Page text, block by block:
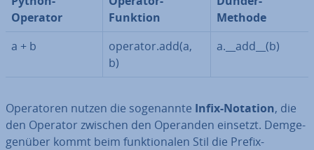
Operator
Funktion
Methode
a + b
operator.add(a,
b)
a.__add__(b)
Ope­ra­to­ren nutzen die so­ge­nann­te Infix-Notation, die
den Operator zwischen den Operanden einsetzt. Dem­ge­
gen­über kommt beim funk­tio­na­len Stil die Prefix-